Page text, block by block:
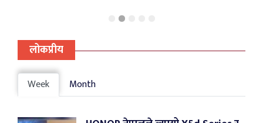
लोकप्रीय
Week Month